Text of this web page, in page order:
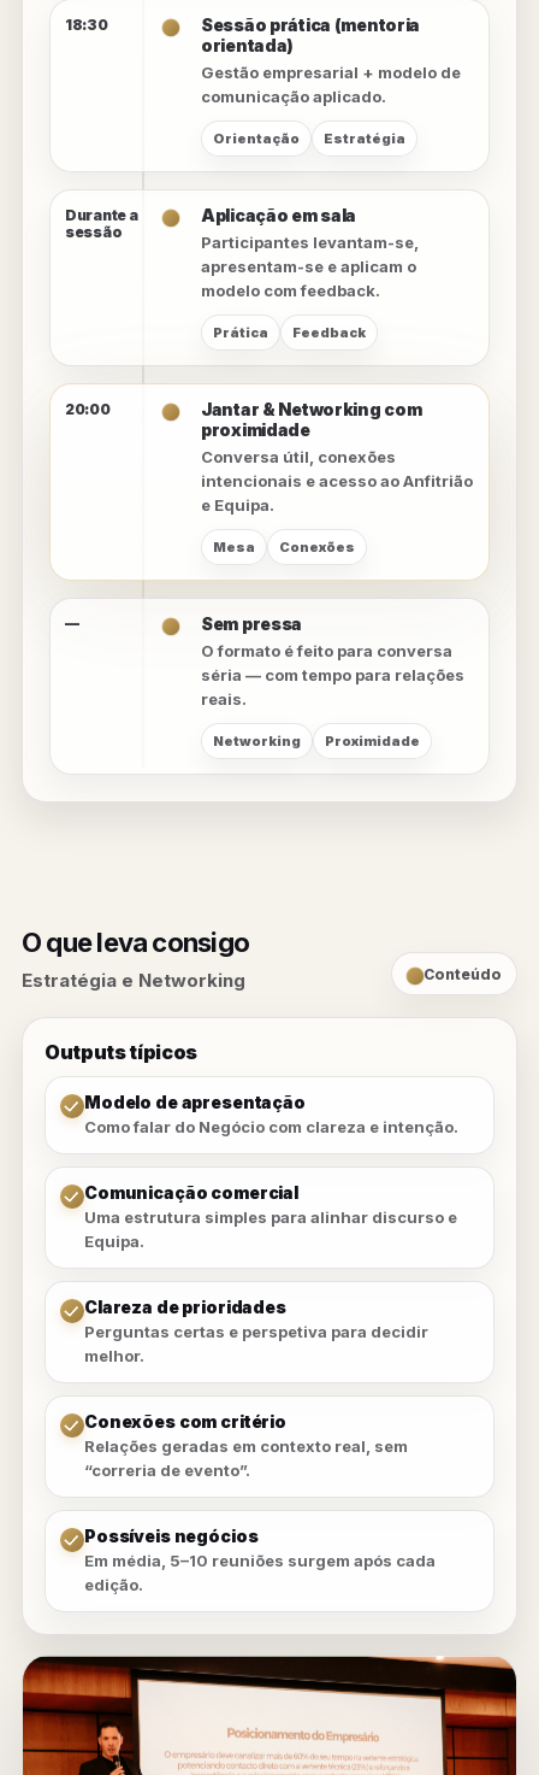
18:30
Sessão prática (mentoria
orientada)
Gestão empresarial + modelo de
comunicação aplicado.
Orientação Estratégia
Durante a
sessão
Aplicação em sala
Participantes levantam-se,
apresentam-se e aplicam o
modelo com feedback.
Prática Feedback
20:00
Jantar & Networking com
proximidade
Conversa útil, conexões
intencionais e acesso ao Anfitrião
e Equipa.
Mesa Conexões
— Sem pressa
O formato é feito para conversa
séria — com tempo para relações
reais.
Networking Proximidade
O que leva consigo
Estratégia e Networking Conteúdo
Outputs típicos
Modelo de apresentação
Como falar do Negócio com clareza e intenção.
Comunicação comercial
Uma estrutura simples para alinhar discurso e
Equipa.
Clareza de prioridades
Perguntas certas e perspetiva para decidir
melhor.
Conexões com critério
Relações geradas em contexto real, sem
“correria de evento”.
Possíveis negócios
Em média, 5–10 reuniões surgem após cada
edição.